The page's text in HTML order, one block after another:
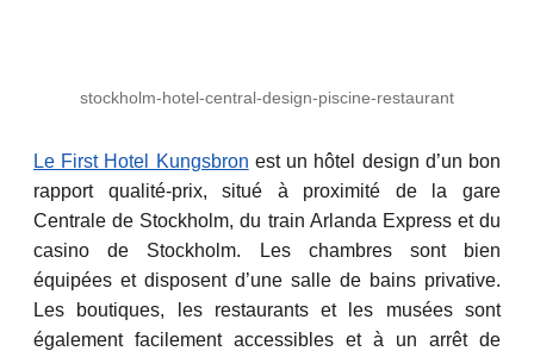
stockholm-hotel-central-design-piscine-restaurant
Le First Hotel Kungsbron est un hôtel design d’un bon
rapport qualité-prix, situé à proximité de la gare
Centrale de Stockholm, du train Arlanda Express et du
casino de Stockholm. Les chambres sont bien
équipées et disposent d’une salle de bains privative.
Les boutiques, les restaurants et les musées sont
également facilement accessibles et à un arrêt de